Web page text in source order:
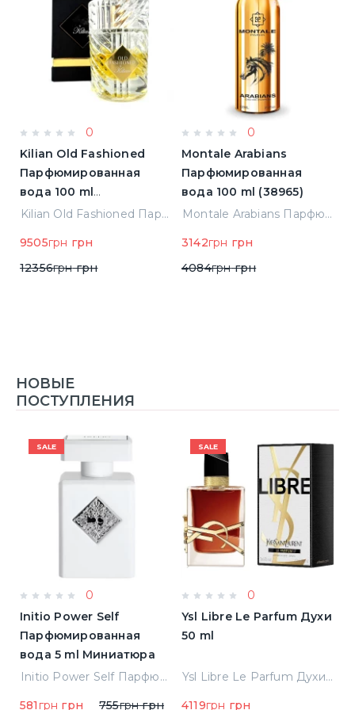
0
Kilian Old Fashioned
Парфюмированная
вода 100 ml
(3700550240723)
Kilian Old Fashioned Парфюмированная вода 100 ml (3700550240723)
9505грн грн
12356грнгрн
0
Montale Arabians
Парфюмированная
вода 100 ml (38965)
Montale Arabians Парфюмированная вода 100 ml (38965)
3142грн грн
4084грнгрн
НОВЫЕ
ПОСТУПЛЕНИЯ
SALE
0
Initio Power Self
Парфюмированная
вода 5 ml Миниатюра
Initio Power Self Парфюмированная вода 5 ml Миниатюра
581 грн грн 755грнгрн
SALE
0
Ysl Libre Le Parfum Духи
50 ml
Ysl Libre Le Parfum Духи 50 ml
4119грн грн